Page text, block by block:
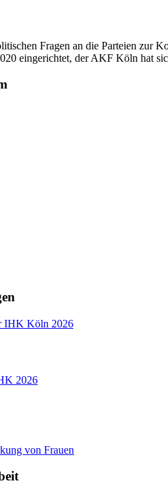
Fragen an die Parteien zur
eingerichtet, der AKF Köln hat
2026
von Frauen